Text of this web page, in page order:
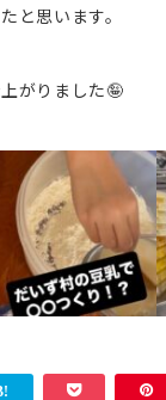
と思います。
がりました🤪